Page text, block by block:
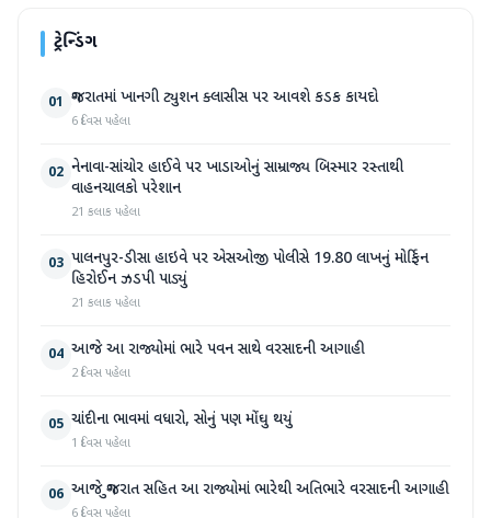
ટ્રેન્ડિંગ
01 ગુજરાતમાં ખાનગી ટ્યુશન ક્લાસીસ પર આવશે કડક કાયદો
6 દિવસ પહેલા
02 નેનાવા-સાંચોર હાઈવે પર ખાડાઓનું સામ્રાજ્ય બિસ્માર રસ્તાથી
વાહનચાલકો પરેશાન
21 કલાક પહેલા
03 પાલનપુર-ડીસા હાઇવે પર એસઓજી પોલીસે 19.80 લાખનું મોર્ફિન
હિરોઈન ઝડપી પાડ્યું
21 કલાક પહેલા
04 આજે આ રાજ્યોમાં ભારે પવન સાથે વરસાદની આગાહી
2 દિવસ પહેલા
05 ચાંદીના ભાવમાં વધારો, સોનું પણ મોંઘુ થયું
1 દિવસ પહેલા
06 આજે ગુજરાત સહિત આ રાજ્યોમાં ભારેથી અતિભારે વરસાદની આગાહી
6 દિવસ પહેલા